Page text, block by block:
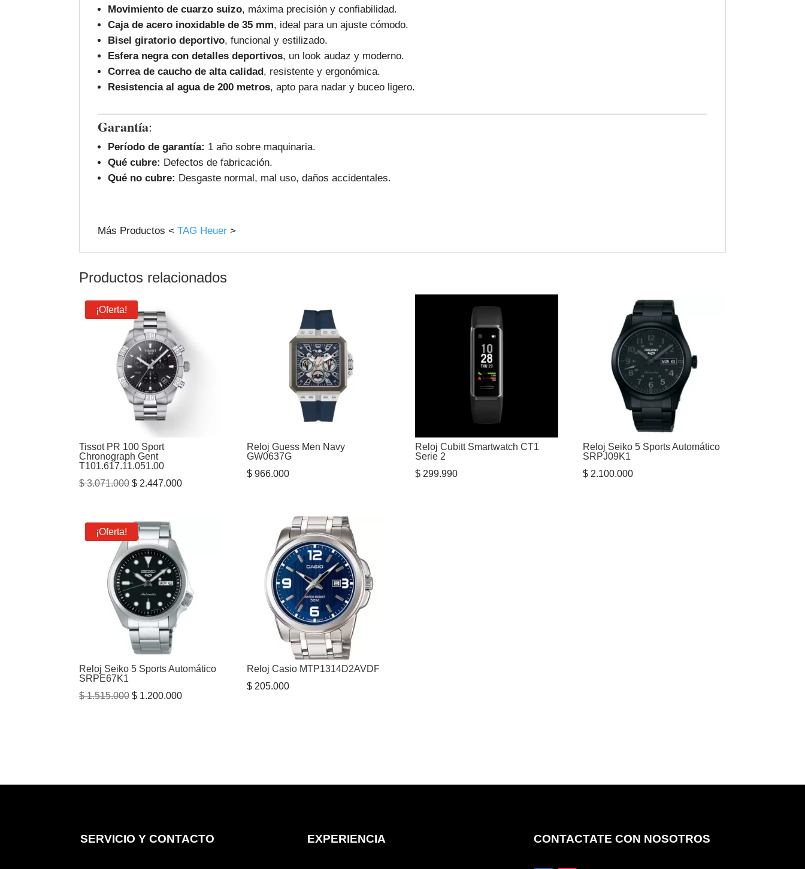
Movimiento de cuarzo suizo, máxima precisión y confiabilidad.
Caja de acero inoxidable de 35 mm, ideal para un ajuste cómodo.
Bisel giratorio deportivo, funcional y estilizado.
Esfera negra con detalles deportivos, un look audaz y moderno.
Correa de caucho de alta calidad, resistente y ergonómica.
Resistencia al agua de 200 metros, apto para nadar y buceo ligero.
Garantía:
Período de garantía: 1 año sobre maquinaria.
Qué cubre: Defectos de fabricación.
Qué no cubre: Desgaste normal, mal uso, daños accidentales.
Más Productos < TAG Heuer >
Productos relacionados
¡Oferta!
Tissot PR 100 Sport
Chronograph Gent
T101.617.11.051.00
$3.071.000 El
era:
$ 3.071.000.
$ 2.447.000El
Reloj Guess Men Navy
GW0637G
$ 966.000
Reloj Cubitt Smartwatch CT1
Serie 2
$299.990
Reloj Seiko 5 Sports Automático
SRPJ09K1
$2.100.000
¡Oferta!
Reloj Seiko 5 Sports Automático
SRPE67K1
$1.515.000 El
$ 1.200.000El
Reloj Casio MTP1314D2AVDF
$ 205.000
SERVICIO Y CONTACTO EXPERIENCIA CONTACTATE CON NOSOTROS